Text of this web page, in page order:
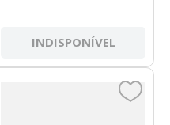
INDISPONÍVEL